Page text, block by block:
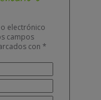
electrónico
campos
con *